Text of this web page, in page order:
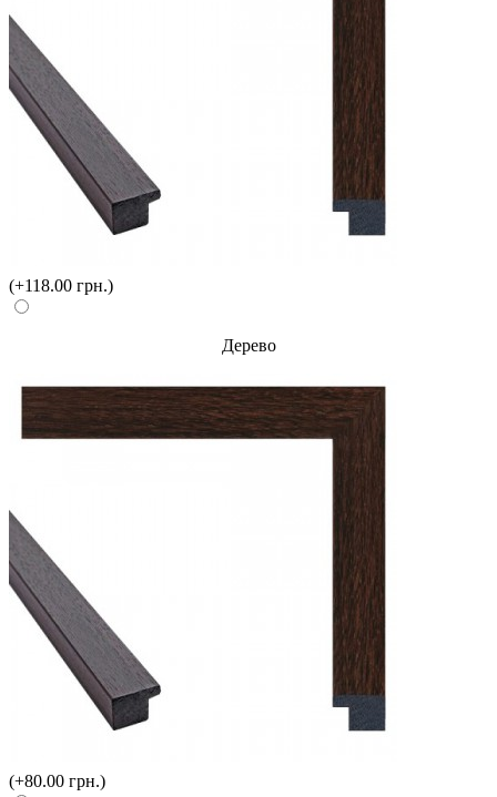
(+118.00 грн.)
Дерево
(+80.00 грн.)